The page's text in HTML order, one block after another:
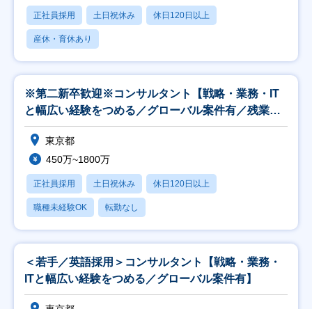
正社員採用 土日祝休み 休日120日以上
産休・育休あり
※第二新卒歓迎※コンサルタント【戦略・業務・IT
と幅広い経験をつめる／グローバル案件有／残業
25H】
東京都
450万~1800万
正社員採用 土日祝休み 休日120日以上
職種未経験OK 転勤なし
＜若手／英語採用＞コンサルタント【戦略・業務・
ITと幅広い経験をつめる／グローバル案件有】